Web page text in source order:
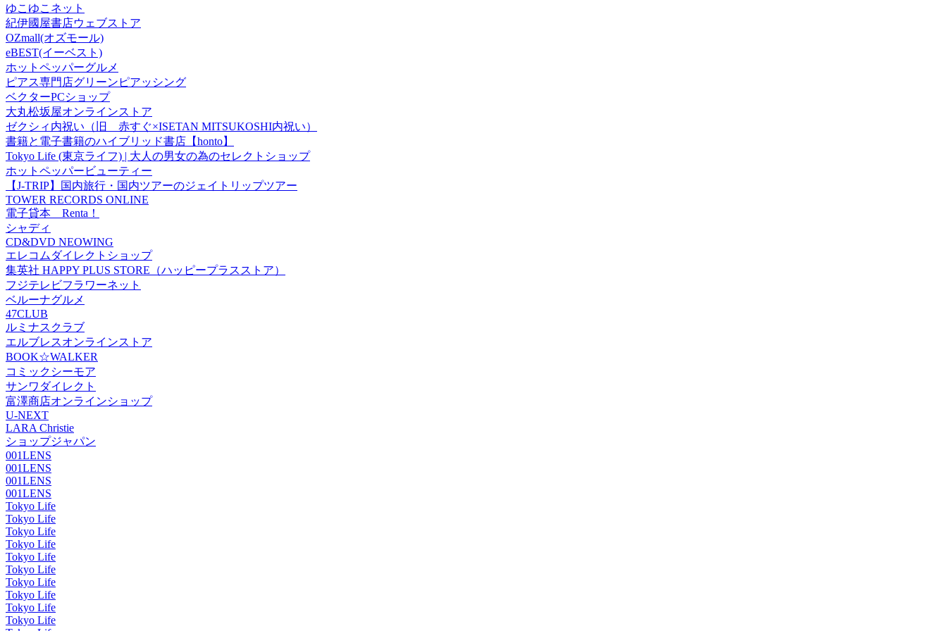
ゆこゆこネット
紀伊國屋書店ウェブストア
OZmall(オズモール)
eBEST(イーベスト)
ホットペッパーグルメ
ピアス専門店グリーンピアッシング
ベクターPCショップ
大丸松坂屋オンラインストア
ゼクシィ内祝い（旧 赤すぐ×ISETAN MITSUKOSHI内祝い）
書籍と電子書籍のハイブリッド書店【honto】
Tokyo Life (東京ライフ) | 大人の男女の為のセレクトショップ
ホットペッパービューティー
【J-TRIP】国内旅行・国内ツアーのジェイトリップツアー
TOWER RECORDS ONLINE
電子貸本 Renta！
シャディ
CD&DVD NEOWING
エレコムダイレクトショップ
集英社 HAPPY PLUS STORE（ハッピープラスストア）
フジテレビフラワーネット
ベルーナグルメ
47CLUB
ルミナスクラブ
エルブレスオンラインストア
BOOK☆WALKER
コミックシーモア
サンワダイレクト
富澤商店オンラインショップ
U-NEXT
LARA Christie
ショップジャパン
001LENS
001LENS
001LENS
001LENS
Tokyo Life
Tokyo Life
Tokyo Life
Tokyo Life
Tokyo Life
Tokyo Life
Tokyo Life
Tokyo Life
Tokyo Life
Tokyo Life